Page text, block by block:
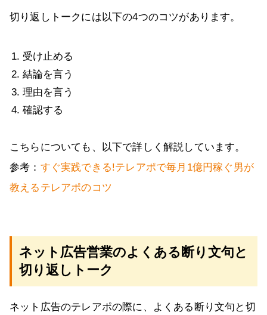
切り返しトークには以下の4つのコツがあります。
受け止める
結論を言う
理由を言う
確認する
こちらについても、以下で詳しく解説しています。
参考： すぐ実践できる!テレアポで毎月1億円稼ぐ男が
教えるテレアポのコツ
ネット広告営業のよくある断り文句と
切り返しトーク
ネット広告のテレアポの際に、よくある断り文句と切